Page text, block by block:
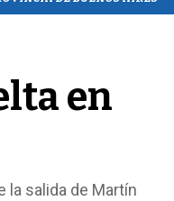
en
la salida de Martín